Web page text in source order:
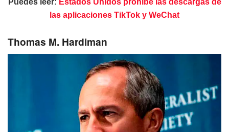
las aplicaciones TikTok y WeChat
Thomas M. Hardiman